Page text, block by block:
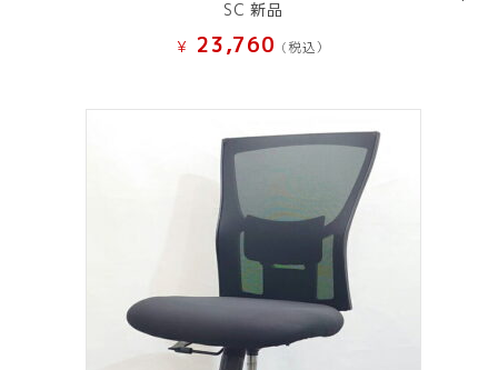
SC 新品
¥ 23,760 (税込）